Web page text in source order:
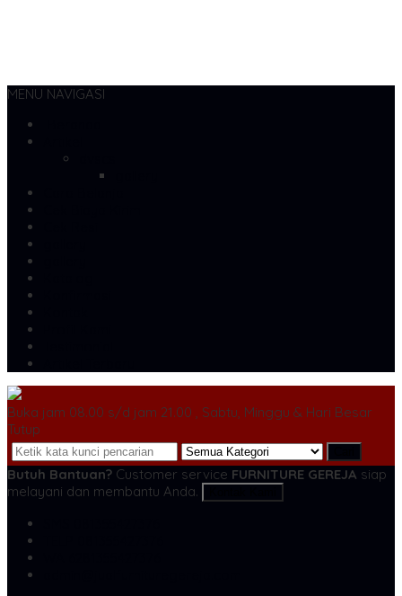
MENU NAVIGASI
Buka jam 08.00 s/d jam 21.00 , Sabtu, Minggu & Hari Besar
Tutup
Butuh Bantuan? Customer service FURNITURE GEREJA siap
melayani dan membantu Anda.